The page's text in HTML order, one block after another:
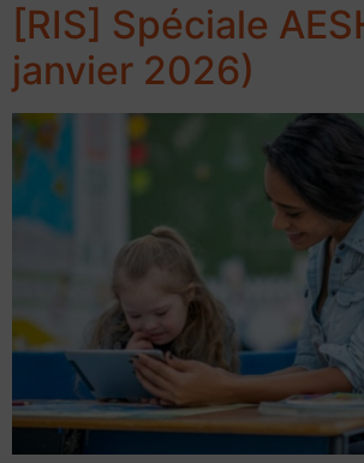
[RIS] Spéciale
janvier 2026)